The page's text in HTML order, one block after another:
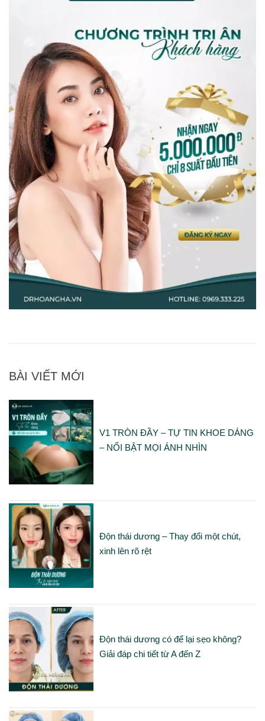
BÀI VIẾT MỚI
V1 TRÒN ĐẦY – TỰ TIN KHOE DÁNG
– NỔI BẬT MỌI ÁNH NHÌN
Độn thái dương – Thay đổi một chút,
xinh lên rõ rệt
Độn thái dương có để lại sẹo không?
Giải đáp chi tiết từ A đến Z